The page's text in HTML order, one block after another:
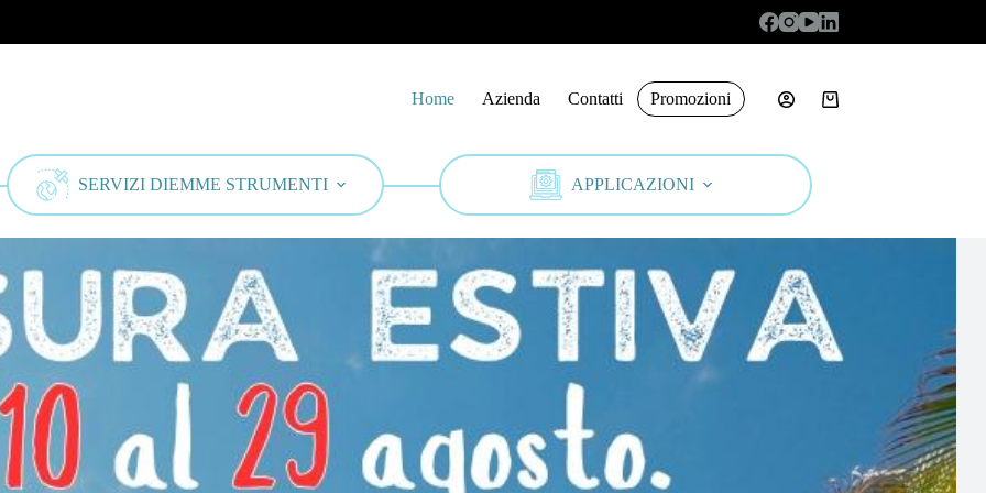
Home Azienda Contatti Promozioni Carrello
SERVIZI DIEMME STRUMENTI APPLICAZIONI